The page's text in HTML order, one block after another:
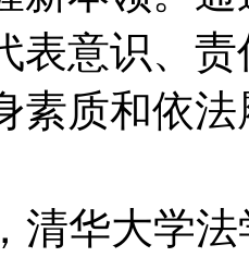
表意识、
素质和依
华大学法